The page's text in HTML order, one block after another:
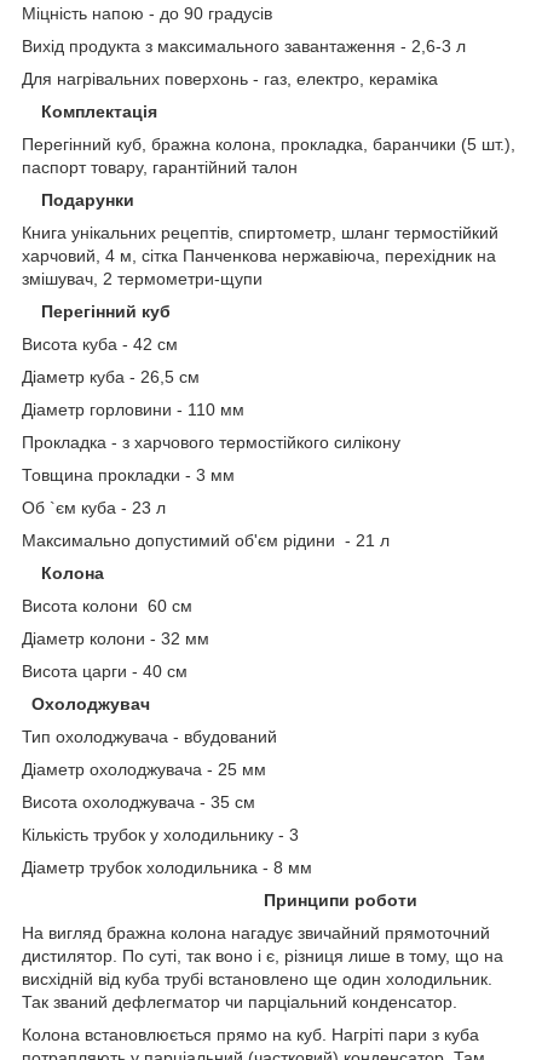
Міцність напою - до 90 градусів
Вихід продукта з максимального завантаження - 2 ,6-3 л
Для нагрівальних поверхонь - газ, електро, кераміка
Комплектація
Перегінний куб, бражна колона, прокладка, баранчики (5 шт.),
паспорт товару, гарантійний талон
Подарунки
Книга унікальних рецептів, спиртометр, шланг термостійкий
харчовий, 4 м, сітка Панченкова нержавіюча, перехідник на
змішувач, 2 термометри-щупи
Перегінний куб
Висота куба - 42 см
Діаметр куба - 26,5 см
Діаметр горловини - 110 мм
Прокладка - з харчового термостійкого силікону
Товщина прокладки - 3 мм
Об `єм куба - 23 л
Максимально допустимий об'єм рідини - 21 л
Колона
Висота колони 60 см
Діаметр колони - 32 мм
Висота царги - 40 см
Охолоджувач
Тип охолоджувача - вбудований
Діаметр охолоджувача - 25 мм
Висота охолоджувача - 35 см
Кількість трубок у холодильнику - 3
Діаметр трубок холодильника - 8 мм
Принципи роботи
На вигляд бражна колона нагадує звичайний прямоточний
дистилятор. По суті, так воно і є, різниця лише в тому, що на
висхідній від куба трубі встановлено ще один холодильник.
Так званий дефлегматор чи парціальний конденсатор.
Колона встановлюється прямо на куб. Нагріті пари з куба